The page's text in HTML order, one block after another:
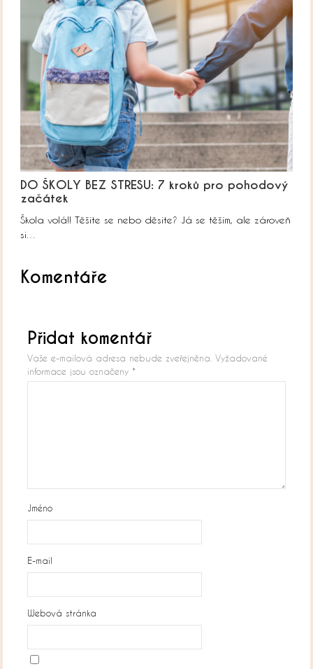
DO ŠKOLY BEZ STRESU: 7 kroků pro pohodový
začátek
Škola volá!! Těšíte se nebo děsíte? Já se těším, ale zároveň
si…
Komentáře
Přidat komentář
Vaše e-mailová adresa nebude zveřejněna. Vyžadované
informace jsou označeny *
Jméno
E-mail
Webová stránka